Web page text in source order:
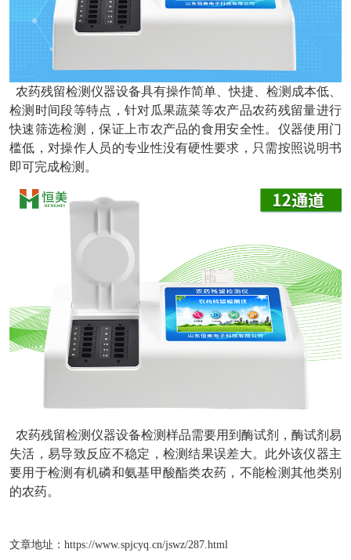
农药残留检测仪器设备具有操作简单、快捷、检测成本低、
检测时间段等特点，针对瓜果蔬菜等农产品农药残留量进行
快速筛选检测，保证上市农产品的食用安全性。仪器使用门
槛低，对操作人员的专业性没有硬性要求，只需按照说明书
即可完成检测。
农药残留检测仪器设备检测样品需要用到酶试剂，酶试剂易
失活，易导致反应不稳定，检测结果误差大。此外该仪器主
要用于检测有机磷和氨基甲酸酯类农药，不能检测其他类别
的农药。
文章地址： https://www.spjcyq.cn/jswz/287.html